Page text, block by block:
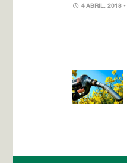
4 ABRIL, 2018